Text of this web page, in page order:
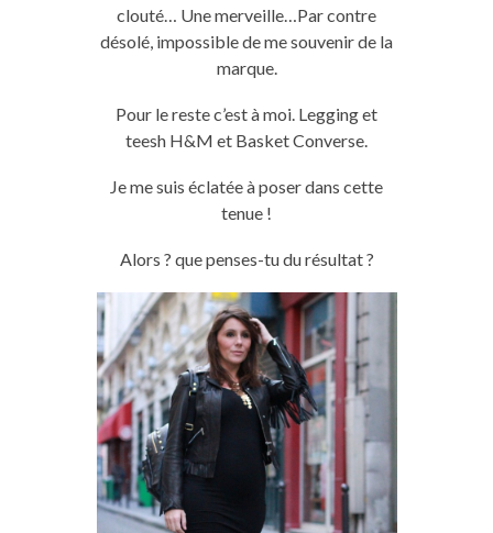
clouté… Une merveille…Par contre
désolé, impossible de me souvenir de la
marque.
Pour le reste c’est à moi. Legging et
teesh H&M et Basket Converse.
Je me suis éclatée à poser dans cette
tenue !
Alors ? que penses-tu du résultat ?